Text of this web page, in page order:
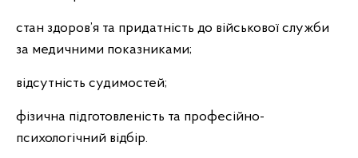
стан здоров’я та придатність до військової служби
за медичними показниками;
відсутність судимостей;
фізична підготовленість та професійно-
психологічний відбір.